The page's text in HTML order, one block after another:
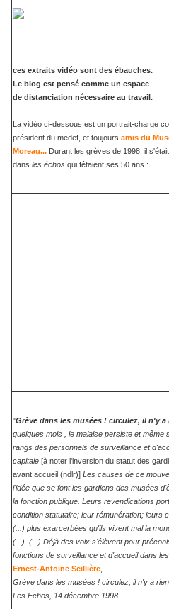
ces extraits vidéo sont des ébauches.
Le blog est pensé comme un espace
de distanciation nécessaire au travail.
La vidéo ci-dessous est un portrait-charge
président du medef, et toujours amis du
Moreau... Durant les grèves de 1998, il
dans les échos qui fêtaient ses 50 ans :
"Grève dans les musées ! circulez, il n'y a
quelques mois , le malaise persiste et même
rangs des personnels de surveillance et
capitale [à noter l'inversion du statut des
avant accueil (ndlr)] Les causes de ce
l'idée que se font les gardiens des musées
la fonction publique. Leurs revendications
condition statutaire; leur rémunération; leurs
(...) plus exarcerbées qu'ils vivent mal la
(...) (...) Déjà des voix s'élèvent pour
fonctions de surveillance et d'accueil dans
Ernest-Antoine Seillière
Grève dans les musées ! circulez, il n'y a
Les Echos, 14 décembre 1998.